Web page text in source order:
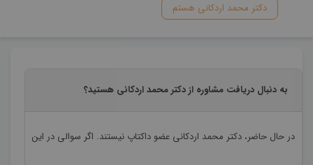
دکتر محمد اردکانی هستم
به دنبال دریافت مشاوره از دکتر محمد اردکانی هستید؟
در حال حاضر، دکتر محمد اردکانی عضو داکتاپ نیستند. اگر سوالی در این